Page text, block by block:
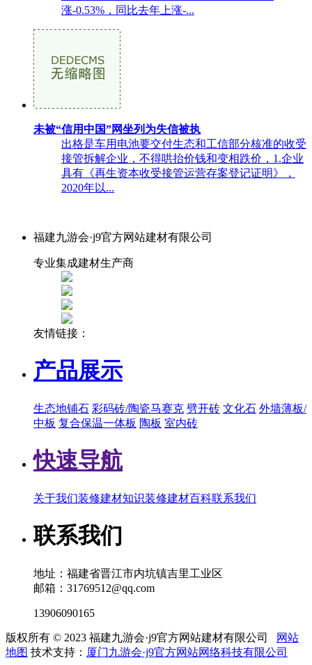
涨-0.53%，同比去年上涨-...
未被“信用中国”网坐列为失信被执
出格是车用电池要交付生态和工信部分核准的收受
接管拆解企业，不得哄抬价钱和变相跌价，1.企业
具有《再生资本收受接管运营存案登记证明》，
2020年以...
福建九游会·j9官方网站建材有限公司
专业集成建材生产商
友情链接：
产品展示
生态地铺石 彩码砖/陶瓷马赛克 劈开砖 文化石 外墙薄板/
中板 复合保温一体板 陶板 室内砖
快速导航
关于我们装修建材知识装修建材百科联系我们
联系我们
地址：福建省晋江市内坑镇吉里工业区
邮箱：31769512@qq.com
13906090165
版权所有 © 2023 福建九游会·j9官方网站建材有限公司
网站
地图 技术支持： 厦门九游会·j9官方网站网络科技有限公司